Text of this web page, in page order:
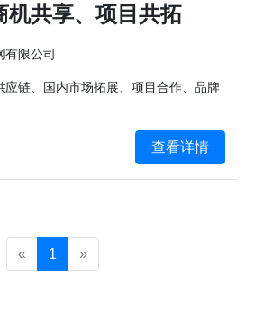
机共享、项目共拓
有限公司
应链、国内市场拓展、项目合作、品牌
查看详情
« 1 »